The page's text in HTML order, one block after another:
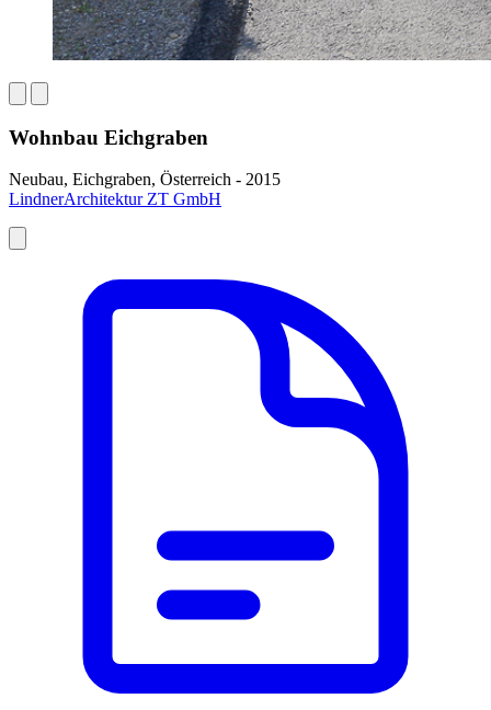
Wohnbau Eichgraben
Neubau, Eichgraben, Österreich - 2015
LindnerArchitektur ZT GmbH